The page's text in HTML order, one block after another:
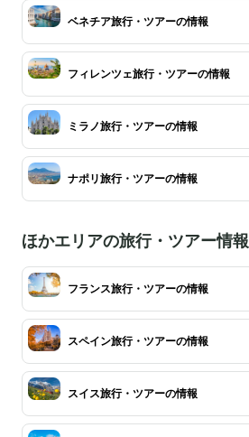
ベネチア旅行・ツアーの情報
フィレンツェ旅行・ツアーの情報
ミラノ旅行・ツアーの情報
ナポリ旅行・ツアーの情報
ほかエリアの旅行・ツアー情報
フランス旅行・ツアーの情報
スペイン旅行・ツアーの情報
スイス旅行・ツアーの情報